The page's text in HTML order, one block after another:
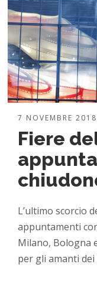
7 NOVEMBRE 2018
Fiere
L’ultimo scorcio
appuntamenti
Milano, Bologna
per gli amanti